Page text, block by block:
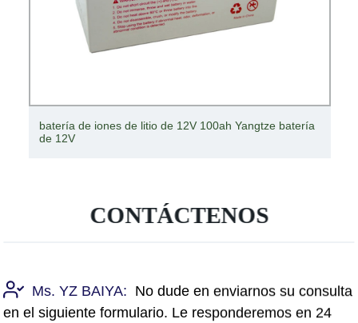
batería de iones de litio de 12V 100ah Yangtze batería
de 12V
CONTÁCTENOS
Ms. YZ BAIYA: No dude en enviarnos su consulta
en el siguiente formulario. Le responderemos en 24